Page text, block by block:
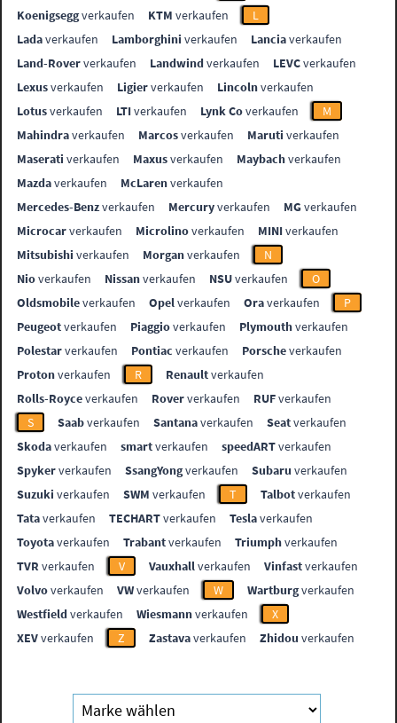
Koenigseggverkaufen KTM verkaufen
L
Ladaverkaufen Lamborghini verkaufen Lanciaverkaufen
Land-Roververkaufen Landwindverkaufen LEVCverkaufen
Lexusverkaufen Ligierverkaufen Lincolnverkaufen
Lotusverkaufen LTIverkaufen Lynk Coverkaufen
M
Mahindraverkaufen Marcosverkaufen Maruti verkaufen
Maserati verkaufen Maxusverkaufen Maybachverkaufen
Mazdaverkaufen McLarenverkaufen
Mercedes-Benzverkaufen Mercuryverkaufen MGverkaufen
Microcarverkaufen Microlinoverkaufen MINIverkaufen
Mitsubishi verkaufen Morganverkaufen
N
Nioverkaufen Nissanverkaufen NSUverkaufen
O
Oldsmobileverkaufen Opelverkaufen Oraverkaufen
P
Peugeotverkaufen Piaggioverkaufen Plymouthverkaufen
Polestarverkaufen Pontiac verkaufen Porscheverkaufen
Protonverkaufen R Renaultverkaufen
Rolls-Royceverkaufen Roververkaufen RUFverkaufen
S
Saabverkaufen Santanaverkaufen Seatverkaufen
Skodaverkaufen smartverkaufen speedARTverkaufen
Spykerverkaufen SsangYongverkaufen Subaru verkaufen
Suzuki verkaufen SWM verkaufen T Talbotverkaufen
Tataverkaufen TECHARTverkaufen Teslaverkaufen
Toyotaverkaufen Trabantverkaufen Triumphverkaufen
TVR verkaufen V Vauxhallverkaufen Vinfastverkaufen
Volvoverkaufen VWverkaufen W Wartburgverkaufen
Westfieldverkaufen Wiesmannverkaufen
X
XEVverkaufen Z Zastavaverkaufen Zhidou verkaufen